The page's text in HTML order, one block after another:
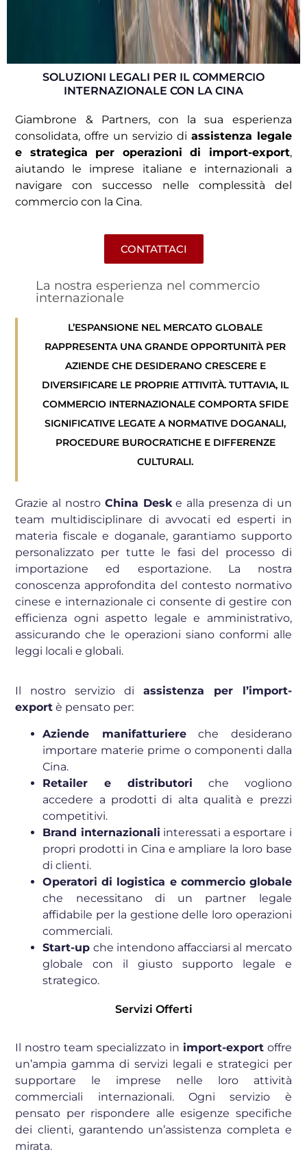
SOLUZIONI LEGALI PER IL COMMERCIO
INTERNAZIONALE CON LA CINA
Giambrone & Partners, con la sua esperienza
consolidata, offre un servizio di assistenza legale
e strategica per operazioni di import-export,
aiutando le imprese italiane e internazionali a
navigare con successo nelle complessità del
commercio con la Cina.
CONTATTACI
La nostra esperienza nel commercio
internazionale
L’ESPANSIONE NEL MERCATO GLOBALE
RAPPRESENTA UNA GRANDE OPPORTUNITÀ PER
AZIENDE CHE DESIDERANO CRESCERE E
DIVERSIFICARE LE PROPRIE ATTIVITÀ. TUTTAVIA, IL
COMMERCIO INTERNAZIONALE COMPORTA SFIDE
SIGNIFICATIVE LEGATE A NORMATIVE DOGANALI,
PROCEDURE BUROCRATICHE E DIFFERENZE
CULTURALI.
Grazie al nostro China Deske alla presenza di un
team multidisciplinare di avvocati ed esperti in
materia fiscale e doganale, garantiamo supporto
personalizzato per tutte le fasi del processo di
importazione ed esportazione. La nostra
conoscenza approfondita del contesto normativo
cinese e internazionale ci consente di gestire con
efficienza ogni aspetto legale e amministrativo,
assicurando che le operazioni siano conformi alle
leggi locali e globali.
Il nostro servizio di assistenza per l’import-
export è pensato per:
Aziende manifatturiereche desiderano
importare materie prime o componenti dalla
Cina.
Retailer e distributori che vogliono
accedere a prodotti di alta qualità e prezzi
competitivi.
Brand internazionali interessati a esportare i
propri prodotti in Cina e ampliare la loro base
di clienti.
Operatori di logistica e commercio globale
che necessitano di un partner legale
affidabile per la gestione delle loro operazioni
commerciali.
Start-up che intendono affacciarsi al mercato
globale con il giusto supporto legale e
strategico.
Servizi Offerti
Il nostro team specializzato in import-exportoffre
un’ampia gamma di servizi legali e strategici per
supportare le imprese nelle loro attività
commerciali internazionali. Ogni servizio è
pensato per rispondere alle esigenze specifiche
dei clienti, garantendo un’assistenza completa e
mirata.